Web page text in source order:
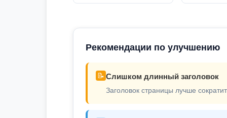
Рекомендации по улучшению
📝 Слишком длинный заголовок
Заголовок страницы лучше